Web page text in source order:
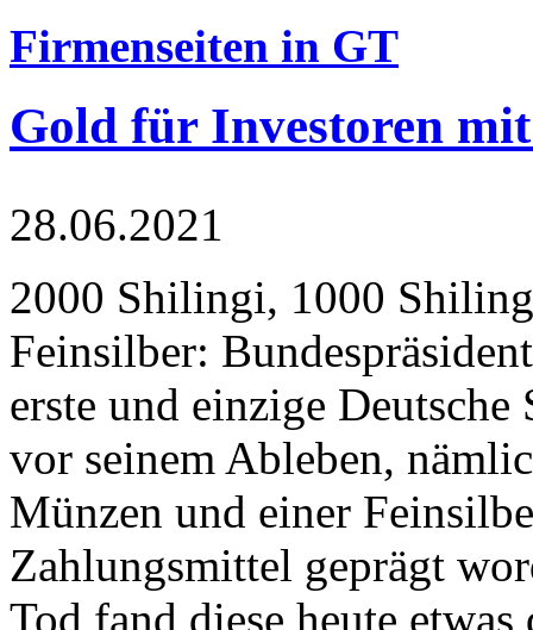
Firmenseiten in GT
Gold für Investoren
28.06.2021
2000 Shilingi, 1000
Feinsilber:
erste und einzige Deutsche
vor seinem Ableben,
Münzen und einer
Zahlungsmittel geprägt
Tod fand diese heute